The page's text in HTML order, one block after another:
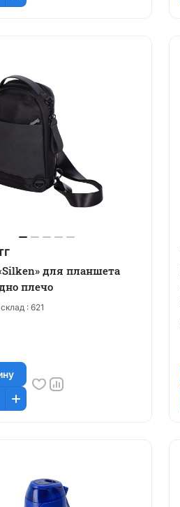
для планшета
плечо
: 621